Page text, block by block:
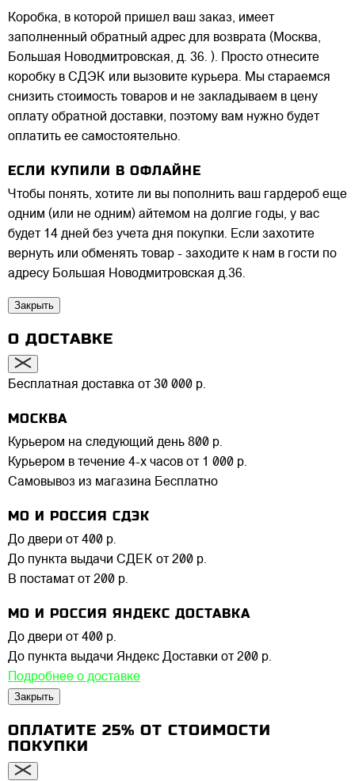
Коробка, в которой пришел ваш заказ, имеет
заполненный обратный адрес для возврата (Москва,
Большая Новодмитровская, д. 36. ). Просто отнесите
коробку в СДЭК или вызовите курьера. Мы стараемся
снизить стоимость товаров и не закладываем в цену
оплату обратной доставки, поэтому вам нужно будет
оплатить ее самостоятельно.
ЕСЛИ КУПИЛИ В ОФЛАЙНЕ
Чтобы понять, хотите ли вы пополнить ваш гардероб еще
одним (или не одним) айтемом на долгие годы, у вас
будет 14 дней без учета дня покупки. Если захотите
вернуть или обменять товар - заходите к нам в гости по
адресу Большая Новодмитровская д.36.
Закрыть
О ДОСТАВКЕ
Бесплатная доставка от 30 000 р.
МОСКВА
Курьером на следующий день 800 р.
Курьером в течение 4-х часов от 1 000 р.
Самовывоз из магазина Бесплатно
МО И РОССИЯ СДЭК
До двери от 400 р.
До пункта выдачи СДЕК от 200 р.
В постамат от 200 р.
МО И РОССИЯ ЯНДЕКС ДОСТАВКА
До двери от 400 р.
До пункта выдачи Яндекс Доставки от 200 р.
Подробнее о доставке
Закрыть
ОПЛАТИТЕ 25% ОТ СТОИМОСТИ
ПОКУПКИ